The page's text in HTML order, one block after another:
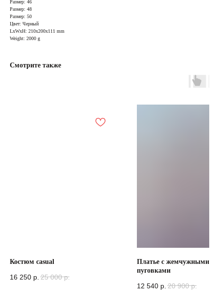
Размер: 46
Размер: 48
Размер: 50
Цвет: Черный
LxWxH: 210x200x111 mm
Weight: 2000 g
Смотрите также
Костюм casual
16 250 р. 25 000 р.
Платье с жемчужными
пуговками
12 540 р. 20 900 р.